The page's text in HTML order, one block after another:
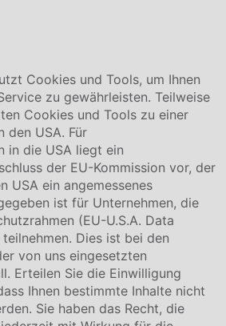
Meister GmbH
+49 5141-180
Kontakt
Cookies und Tools, um Ihnen
zu gewährleisten. Teilweise
Cookies und Tools zu einer
den USA. Für
in die USA liegt ein
der EU-Kommission vor, der
USA ein angemessenes
ist für Unternehmen, die
(EU-U.S.A. Data
Dies ist bei den
von uns eingesetzten
Erteilen Sie die Einwilligung
Ihnen bestimmte Inhalte nicht
Sie haben das Recht, die